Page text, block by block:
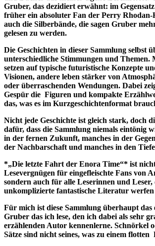
Gruber, das dezidiert erwähnt: im
früher ein absoluter Fan der Perry Rhodan-
auch die Silberbände, die sagen Gruber
gelesen zu werden.
Die Geschichten in dieser Sammlung selbst
unterschiedliche Stimmungen und Themen.
setzen auf typische futuristische Konzepte
Visionen, andere leben stärker von
oder überraschenden Wendungen. Dabei
Gespür die Figuren und kompakte
das, was es im Kurzgeschichtenformat
Nicht jede Geschichte ist gleich stark, doch
dafür, dass die Sammlung niemals eintönig
in der fernen Zukunft, manches in der
der Nachbarschaft und manches in den
*„Die letzte Fahrt der Enora Time“* ist
Lesevergnügen für eingefleischte Fans von
sondern auch für alle Leserinnen und
unkomplizierte fantastische Literatur werfen
Für mich ist diese Sammlung überhaupt das
Gruber das ich lese, den ich dabei als sehr
erzählenden Autor kennenlerne. Schnörkel
Sätze sind nicht seines, was zu einem flotten